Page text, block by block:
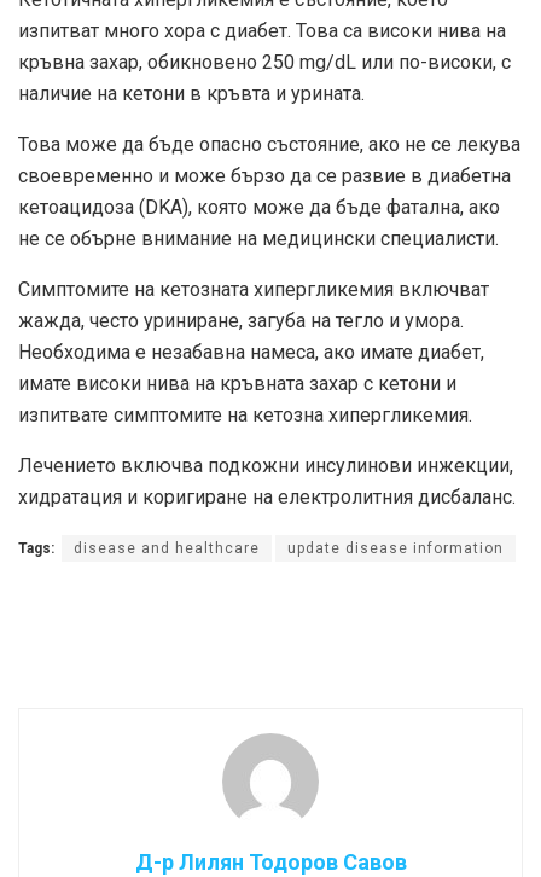
изпитват много хора с диабет. Това са високи нива на
кръвна захар, обикновено 250 mg/dL или по-високи, с
наличие на кетони в кръвта и урината.
Това може да бъде опасно състояние, ако не се лекува
своевременно и може бързо да се развие в диабетна
кетоацидоза (DKA), която може да бъде фатална, ако
не се обърне внимание на медицински специалисти.
Симптомите на кетозната хипергликемия включват
жажда, често уриниране, загуба на тегло и умора.
Необходима е незабавна намеса, ако имате диабет,
имате високи нива на кръвната захар с кетони и
изпитвате симптомите на кетозна хипергликемия.
Лечението включва подкожни инсулинови инжекции,
хидратация и коригиране на електролитния дисбаланс.
Tags: disease and healthcare update disease information
Д-р Лилян Тодоров Савов